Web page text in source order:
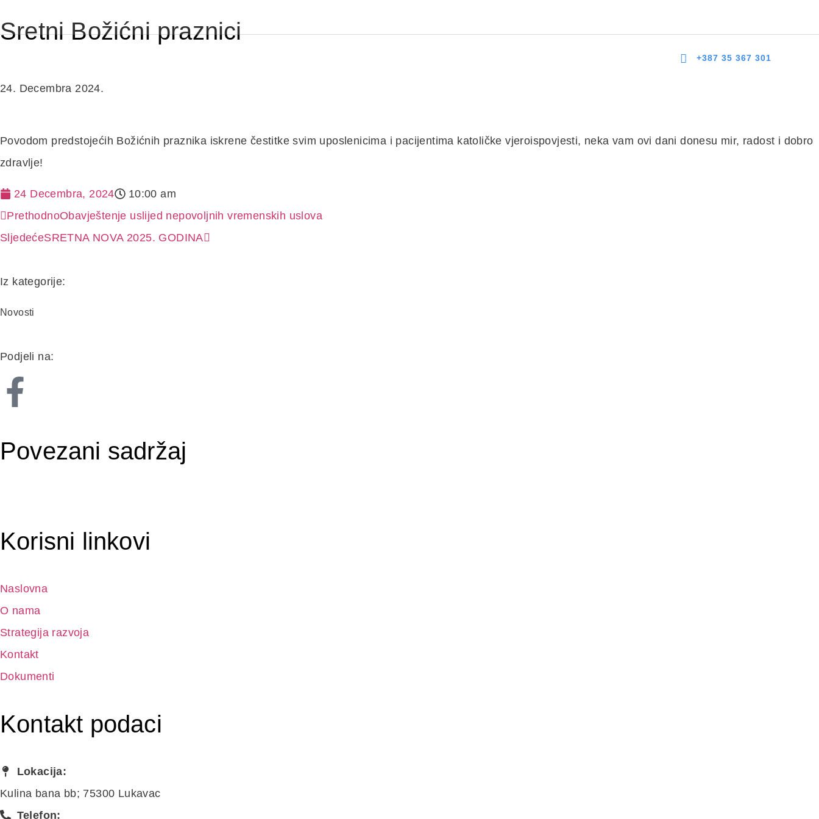
+387 35 367 301
Sretni Božićni praznici
24. Decembra 2024.
Povodom predstojećih Božićnih praznika iskrene čestitke svim uposlenicima i pacijentima katoličke vjeroispovjesti, neka vam ovi dani donesu mir, radost i dobro
zdravlje!
24 Decembra, 2024
10:00 am
PrethodnoObavještenje uslijed nepovoljnih vremenskih uslova
SljedećeSRETNA NOVA 2025. GODINA
Iz kategorije:
Novosti
Podjeli na:
Povezani sadržaj
Saopštenje građanima povodom ekstremno visokih temperatura
Korisni linkovi
Naslovna
O nama
Strategija razvoja
Kontakt
Dokumenti
Kontakt podaci
Lokacija:
Kulina bana bb; 75300 Lukavac
Telefon: